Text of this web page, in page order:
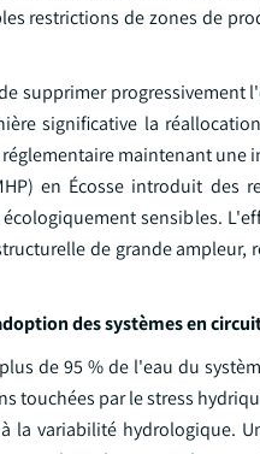
restrictions de zones de
supprimer
significative la
maintenant
en Écosse introduit
sensibles.
de grande
des systèmes en
de 95 % de l'eau du
touchées par le stress
la variabilité hydrologique.